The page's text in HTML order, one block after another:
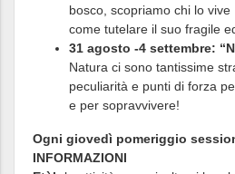
bosco, scopriamo chi lo
come tutelare il suo fragile
31 agosto -4 settembre:
Natura ci sono tantissime
peculiarità e punti di forza
e per sopravvivere!
Ogni giovedì pomeriggio
INFORMAZIONI